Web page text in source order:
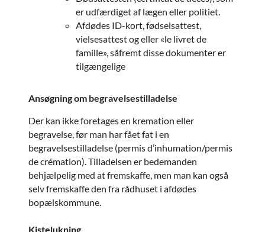
er udfærdiget af lægen eller politiet.
Afdødes ID-kort, fødselsattest,
vielsesattest og eller «le livret de
famille», såfremt disse dokumenter er
tilgængelige
Ansøgning om begravelsestilladelse
Der kan ikke foretages en kremation eller
begravelse, før man har fået fat i en
begravelsestilladelse (permis d’inhumation/permis
de crémation). Tilladelsen er bedemanden
behjælpelig med at fremskaffe, men man kan også
selv fremskaffe den fra rådhuset i afdødes
bopælskommune.
Kistelukning